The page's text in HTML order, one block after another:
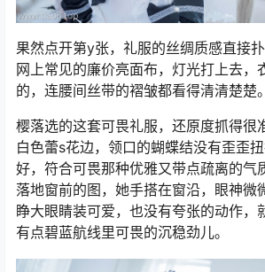
果然点开第y张，礼服的丝绸质感直接
网上常见的廉价亮面布，灯光打上去，
的，连腰间丝带的褶皱都看得清清楚楚。
樱落选的这套可畏礼服，还原度抓得很
白色蕾s花边，领口的蝴蝶结没有歪歪
好，符合可畏那种优雅又带点疏离的气
落地窗前的图，她手搭在窗沿，眼神微
睁大眼睛装可爱，也没有夸张的动作，
有点碧蓝航线里可畏的沉稳劲儿。